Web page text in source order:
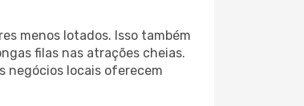
menos lotados. Isso também
filas nas atrações cheias.
negócios locais oferecem